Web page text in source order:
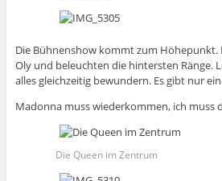
Die Bühnenshow kommt zum Höhepunkt.
Oly und beleuchten die hintersten Ränge.
alles gleichzeitig bewundern. Es gibt nur
Madonna muss wiederkommen, ich muss
Die Queen im Zentrum